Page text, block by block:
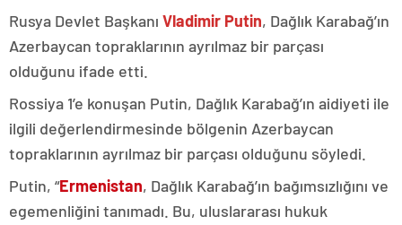
Rusya Devlet Başkanı Vladimir Putin, Dağlık Karabağ’ın
Azerbaycan topraklarının ayrılmaz bir parçası
olduğunu ifade etti.
Rossiya 1’e konuşan Putin, Dağlık Karabağ’ın aidiyeti ile
ilgili değerlendirmesinde bölgenin Azerbaycan
topraklarının ayrılmaz bir parçası olduğunu söyledi.
Putin, “Ermenistan, Dağlık Karabağ’ın bağımsızlığını ve
egemenliğini tanımadı. Bu, uluslararası hukuk